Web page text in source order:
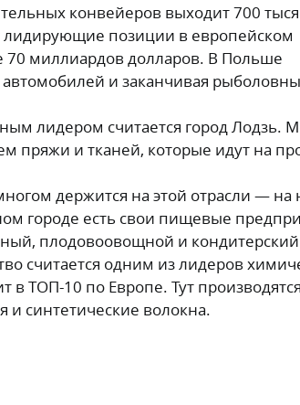
конвейеров выходит 700
лидирующие позиции в европейском
70 миллиардов долларов. В Польше
автомобилей и заканчивая
лидером считается город Лодзь.
пряжи и тканей, которые идут на
держится на этой отрасли — на
городе есть свои пищевые
плодовоовощной и кондитерский
считается одним из лидеров
ТОП-10 по Европе. Тут
синтетические волокна.